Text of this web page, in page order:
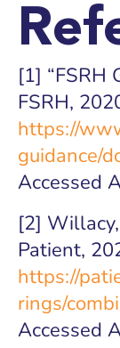
[1] “FSRH
FSRH,
https://
guidance/
Accessed
[2]
Patient,
https://
rings/
Accessed